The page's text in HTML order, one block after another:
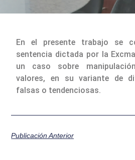
En el presente trabajo se
sentencia dictada por la
un caso sobre
valores, en su variante de
falsas o tendenciosas.
Publicación Anterior